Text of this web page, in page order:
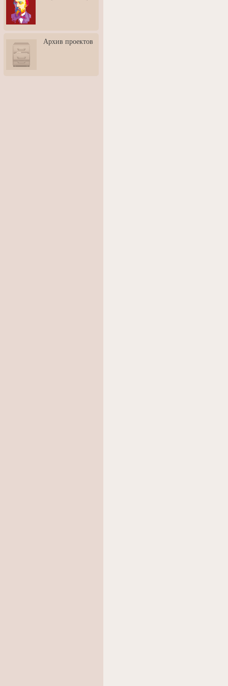
3: Обусловленности
человека и их влияние на
карьеру
скульптором Дмитрием
Тугариновым
АртБульвар в День города
Архив проектов